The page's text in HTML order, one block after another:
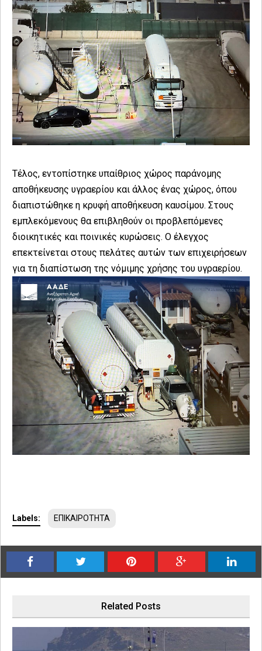
Τέλος, εντοπίστηκε υπαίθριος χώρος παράνομης
αποθήκευσης υγραερίου και άλλος ένας χώρος, όπου
διαπιστώθηκε η κρυφή αποθήκευση καυσίμου. Στους
εμπλεκόμενους θα επιβληθούν οι προβλεπόμενες
διοικητικές και ποινικές κυρώσεις. Ο έλεγχος
επεκτείνεται στους πελάτες αυτών των επιχειρήσεων
για τη διαπίστωση της νόμιμης χρήσης του υγραερίου.
Labels: ΕΠΙΚΑΙΡΟΤΗΤΑ
Related Posts